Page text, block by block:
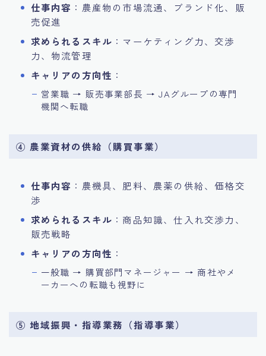
仕事内容 ：農産物の市場流通、ブランド化、販
売促進
求められるスキル ：マーケティング力、交渉
力、物流管理
キャリアの方向性 ：
営業職 → 販売事業部長 → JAグループの専門
機関へ転職
④ 農業資材の供給（購買事業）
仕事内容 ：農機具、肥料、農薬の供給、価格交
渉
求められるスキル ：商品知識、仕入れ交渉力、
販売戦略
キャリアの方向性 ：
一般職 → 購買部門マネージャー → 商社やメ
ーカーへの転職も視野に
⑤ 地域振興・指導業務（指導事業）